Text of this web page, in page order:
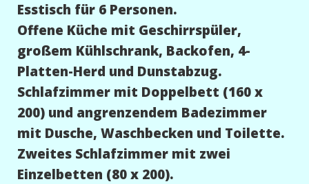
Esstisch für 6 Personen.
Offene Küche mit Geschirrspüler,
großem Kühlschrank, Backofen, 4-
Platten-Herd und Dunstabzug.
Schlafzimmer mit Doppelbett (160 x
200) und angrenzendem Badezimmer
mit Dusche, Waschbecken und Toilette.
Zweites Schlafzimmer mit zwei
Einzelbetten (80 x 200).